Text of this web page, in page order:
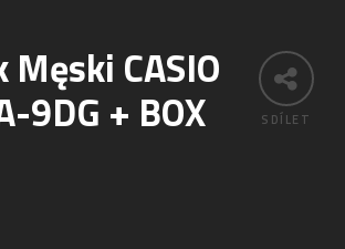
SDÍLET
Męski CASIO
9DG + BOX